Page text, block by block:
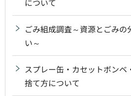
について
ごみ組成調査～資源とごみの
い～
スプレー缶・カセットボンベ
捨て方について